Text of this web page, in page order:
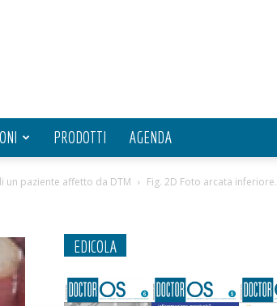
PRODOTTI AGENDA
paziente affetto da DTM Fig. 2D Foto arcata inferiore.
EDICOLA